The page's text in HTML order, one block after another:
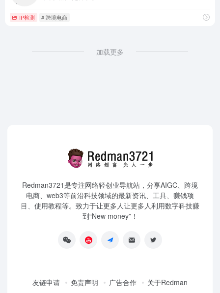
IP检测 # 跨境电商
加载更多
Redman3721是专注网络轻创业导航站，分享AIGC、跨境
电商、web3等前沿科技领域的最新资讯、工具、赚钱项
目、使用教程等。致力于让更多人让更多人利用数字科技赚
到“New money”！
友链申请 免责声明 广告合作 关于Redman